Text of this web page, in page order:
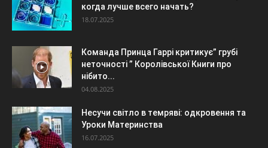
когда лучше всего начать?
18.07.2025
Команда Принца Гаррі критикує” грубі
неточності ” Королівської Книги про
нібито...
04.08.2025
Несучи світло в темряві: одкровення та
Уроки Материнства
16.07.2025